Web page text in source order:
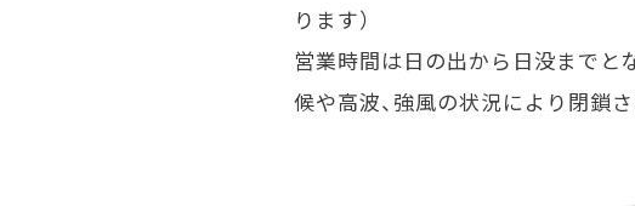
ります）
営業時間は日の出から日没までと
候や高波、強風の状況により閉鎖